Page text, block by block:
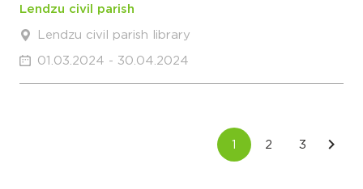
Lendzu civil parish
Lendzu civil parish library
01.03.2024 - 30.04.2024